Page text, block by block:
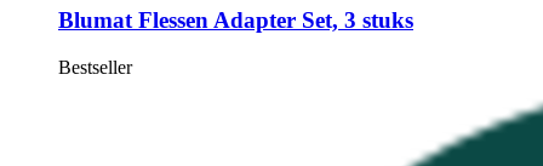
Blumat Flessen Adapter Set, 3 stuks
Bestseller